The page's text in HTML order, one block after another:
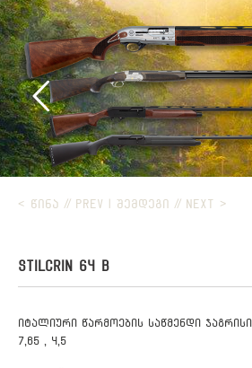
< ᲬᲘᲜᲐ // PREV ᲨᲔᲛᲓᲔᲒᲘ // NEXT >
STILCRIN 64 B
იტალიური წარმოების საწმენდი
7,65 , 4,5